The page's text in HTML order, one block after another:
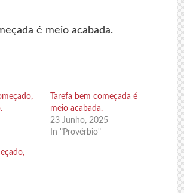
é meio acabada.
Tarefa bem começada é
meio acabada.
23 Junho, 2025
In "Provérbio"